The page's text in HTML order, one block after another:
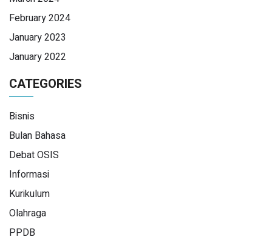
February 2024
January 2023
January 2022
CATEGORIES
Bisnis
Bulan Bahasa
Debat OSIS
Informasi
Kurikulum
Olahraga
PPDB